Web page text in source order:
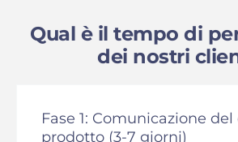
Qual è il tempo di
dei nostri
Fase 1: Comunicazione
prodotto (3-7 giorni)